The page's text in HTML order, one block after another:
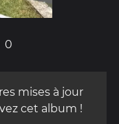
0
mises à jour
cet album !